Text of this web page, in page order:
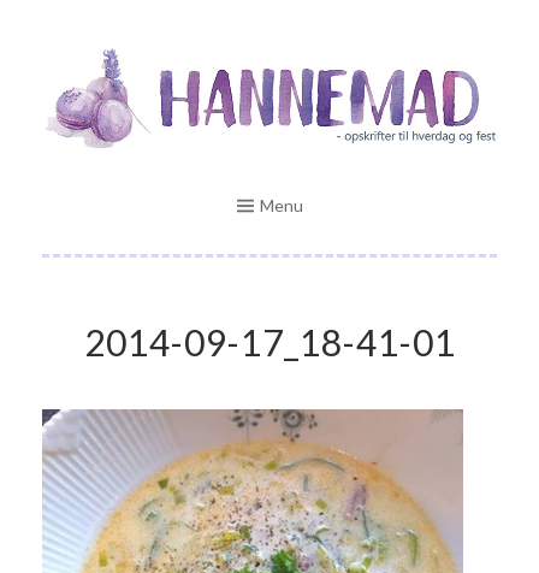
content
HANNEMAD.DK
Opskrifter til hverdag og fest
Menu
2014-09-17_18-41-01